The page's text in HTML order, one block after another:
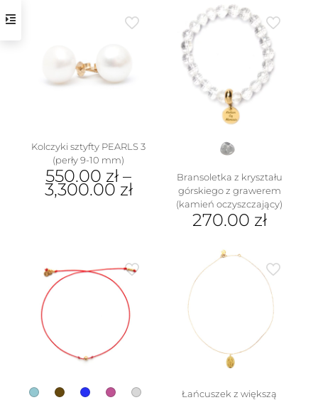
można
wybrać
produkt
ma
wariantów.
można
wybrać
na
stronie
produktu
Kolczyki sztyfty PEARLS 3
(perły 9-10 mm)
550.00 zł –
3,300.00 zł
wariantów.
Opcje
można
produktu
Bransoletka z kryształu
górskiego z grawerem
(kamień oczyszczający)
270.00 zł
Łańcuszek z większą